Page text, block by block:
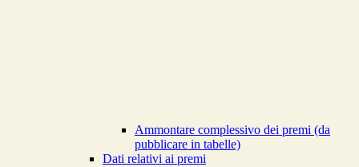
Ammontare complessivo dei premi (da
pubblicare in tabelle)
Dati relativi ai premi